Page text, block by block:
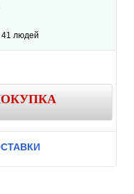
41 людей